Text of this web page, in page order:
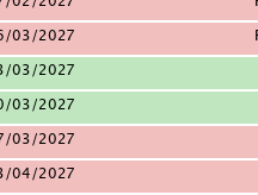
03/2027
03/2027
03/2027
03/2027
04/2027